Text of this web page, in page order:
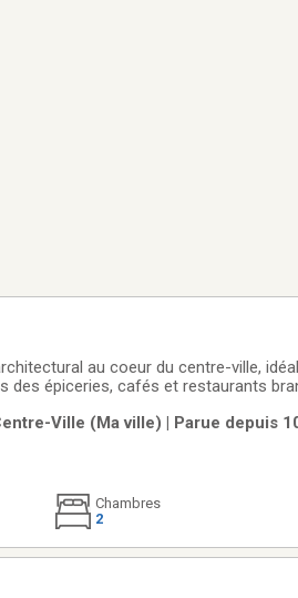
au coeur du centre-ville,
des épiceries, cafés et restaurants
Ville (Ma ville) | Parue depuis
Chambres
2